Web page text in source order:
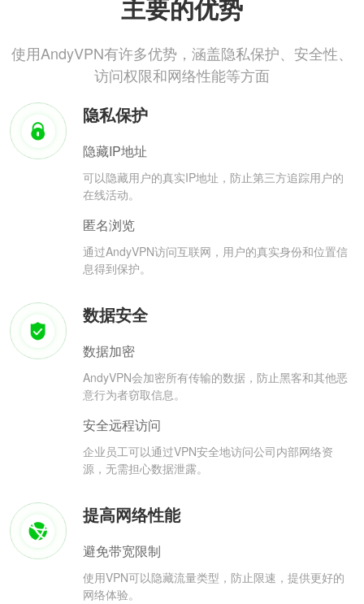
主要的优势
使用AndyVPN有许多优势，涵盖隐私保护、安全性、
访问权限和网络性能等方面
隐私保护
隐藏IP地址
可以隐藏用户的真实IP地址，防止第三方追踪用户的
在线活动。
匿名浏览
通过AndyVPN访问互联网，用户的真实身份和位置信
息得到保护。
数据安全
数据加密
AndyVPN会加密所有传输的数据，防止黑客和其他恶
意行为者窃取信息。
安全远程访问
企业员工可以通过VPN安全地访问公司内部网络资
源，无需担心数据泄露。
提高网络性能
避免带宽限制
使用VPN可以隐藏流量类型，防止限速，提供更好的
网络体验。